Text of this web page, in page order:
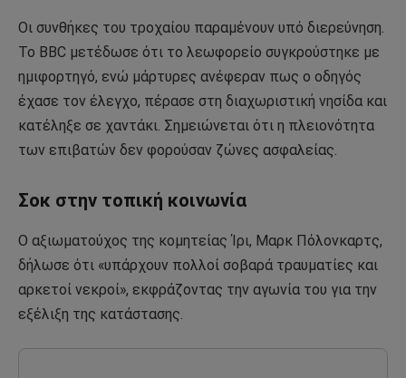
Οι συνθήκες του τροχαίου παραμένουν υπό διερεύνηση.
Το BBC μετέδωσε ότι το λεωφορείο συγκρούστηκε με
ημιφορτηγό, ενώ μάρτυρες ανέφεραν πως ο οδηγός
έχασε τον έλεγχο, πέρασε στη διαχωριστική νησίδα και
κατέληξε σε χαντάκι. Σημειώνεται ότι η πλειονότητα
των επιβατών δεν φορούσαν ζώνες ασφαλείας.
Σοκ στην τοπική κοινωνία
Ο αξιωματούχος της κομητείας Ίρι, Μαρκ Πόλονκαρτς,
δήλωσε ότι «υπάρχουν πολλοί σοβαρά τραυματίες και
αρκετοί νεκροί», εκφράζοντας την αγωνία του για την
εξέλιξη της κατάστασης.